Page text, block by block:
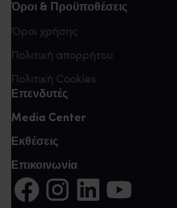
Όροι & Προϋποθέσεις
Όροι χρήσης
Πολιτική απορρήτου
Πολιτική Cookies
Επενδυτές
Media Center
Εκθέσεις
Επικοινωνία
Μοιραστείτε στο Facebook
Μοιραστείτε το στο
Μοιραστείτε στο
Μοιραστείτε